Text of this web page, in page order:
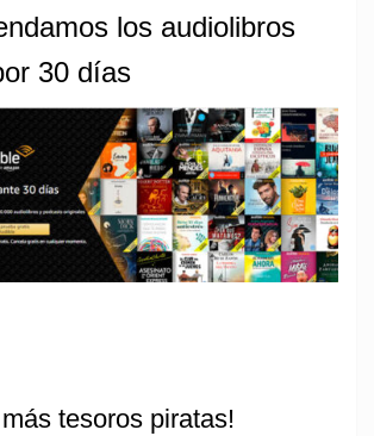
los audiolibros
30 días
tesoros piratas!